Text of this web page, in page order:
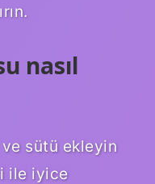
nasıl
sütü ekleyin
ile iyice